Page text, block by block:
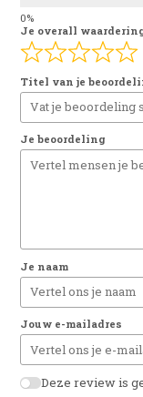
Je overall
Titel van je
Je beoordeling
Je naam
Jouw e-mailadres
Deze review is